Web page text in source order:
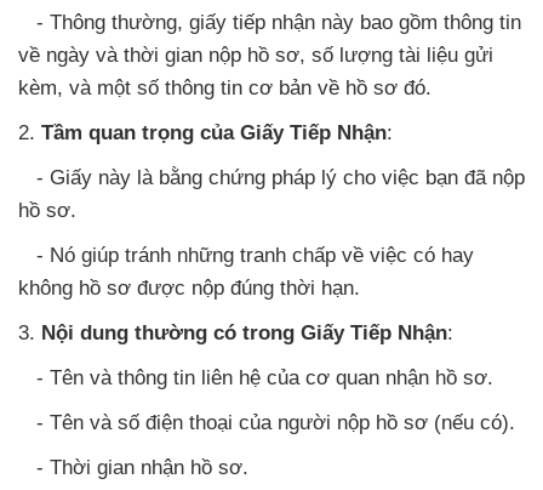
- Thông thường, giấy tiếp nhận này bao gồm thông tin
về ngày và thời gian nộp hồ sơ, số lượng tài liệu gửi
kèm, và một số thông tin cơ bản về hồ sơ đó.
2. Tầm quan trọng của Giấy Tiếp Nhận:
- Giấy này là bằng chứng pháp lý cho việc bạn đã nộp
hồ sơ.
- Nó giúp tránh những tranh chấp về việc có hay
không hồ sơ được nộp đúng thời hạn.
3. Nội dung thường có trong Giấy Tiếp Nhận:
- Tên và thông tin liên hệ của cơ quan nhận hồ sơ.
- Tên và số điện thoại của người nộp hồ sơ (nếu có).
- Thời gian nhận hồ sơ.